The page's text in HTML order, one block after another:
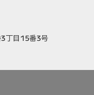
丁目15番3号